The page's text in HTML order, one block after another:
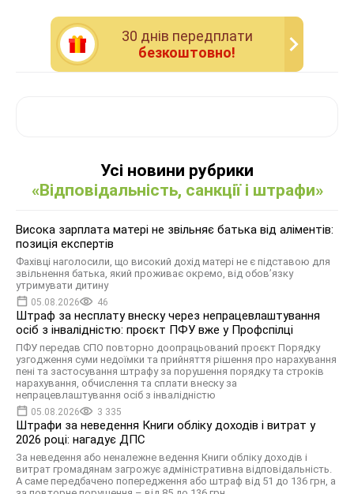
30 днiв передплати
безкоштовно!
Усі новини рубрики
«Відповідальність, санкції і штрафи»
Висока зарплата матері не звільняє батька від аліментів:
позиція експертів
Фахівці наголосили, що високий дохід матері не є підставою для
звільнення батька, який проживає окремо, від обов’язку
утримувати дитину
05.08.2026 46
Штраф за несплату внеску через непрацевлаштування
осіб з інвалідністю: проєкт ПФУ вже у Профспілці
ПФУ передав СПО повторно доопрацьований проєкт Порядку
узгодження суми недоїмки та прийняття рішення про нарахування
пені та застосування штрафу за порушення порядку та строків
нарахування, обчислення та сплати внеску за
непрацевлаштування осіб з інвалідністю
05.08.2026 3 335
Штрафи за неведення Книги обліку доходів і витрат у
2026 році: нагадує ДПС
За неведення або неналежне ведення Книги обліку доходів і
витрат громадянам загрожує адміністративна відповідальність.
А саме передбачено попередження або штраф від 51 до 136 грн, а